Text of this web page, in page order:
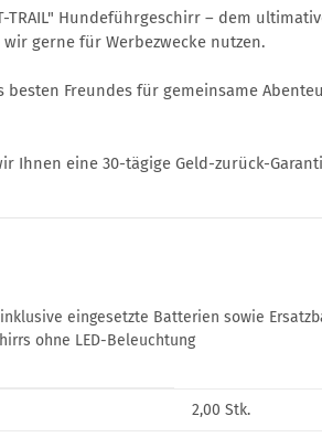
Hundeführgeschirr – dem
gerne für Werbezwecke nutzen.
Freundes für gemeinsame
Ihnen eine 30-tägige Geld-zurück-
eingesetzte Batterien sowie
ohne LED-Beleuchtung
2,00 Stk.